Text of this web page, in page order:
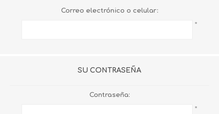
Correo electrónico o celular:
*
SU CONTRASEÑA
Contraseña:
*